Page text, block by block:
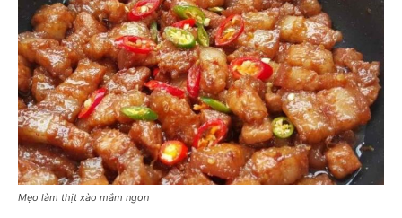
Mẹo làm thịt xào mắm ngon